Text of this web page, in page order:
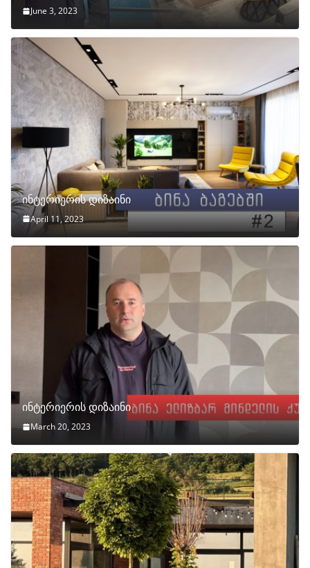
June 3, 2023
ინტერიერის დიზაინი
April 11, 2023
ინტერიერის დიზაინი
March 20, 2023